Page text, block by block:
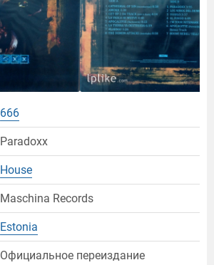
666
Paradoxx
House
Maschina Records
Estonia
Официальное переиздание